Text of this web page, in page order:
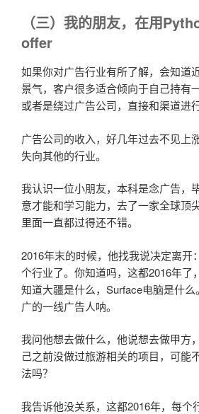
（三）我的朋友，在用
offer
如果你对广告行业有所了解，会知道
景气，客户很多适合倾向于自己持有
或者是绕过广告公司，直接和渠道进
广告公司的收入，好几年过去不见上
失向其他的行业。
我认识一位小朋友，本科是念广告，
意才能和学习能力，去了一家全球顶
里面一直都过得还不错。
2016年末的时候，他找我说决定离开
个行业了。你知道吗，这都2016年了
知道大疆是什么，Surface电脑是什
广的一线广告人呐。
我问他想去做什么，他说想去做甲方
己之前没做过旅游相关的项目，可能
法吗？
我告诉他没关系，这都2016年，每个